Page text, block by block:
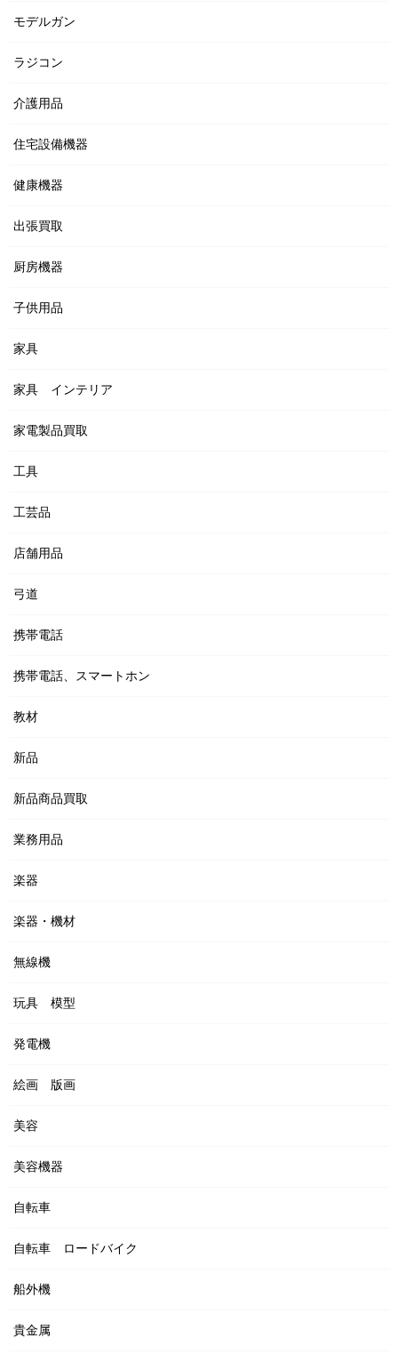
モデルガン
ラジコン
介護用品
住宅設備機器
健康機器
出張買取
厨房機器
子供用品
家具
家具 インテリア
家電製品買取
工具
工芸品
店舗用品
弓道
携帯電話
携帯電話、スマートホン
教材
新品
新品商品買取
業務用品
楽器
楽器・機材
無線機
玩具 模型
発電機
絵画 版画
美容
美容機器
自転車
自転車 ロードバイク
船外機
貴金属